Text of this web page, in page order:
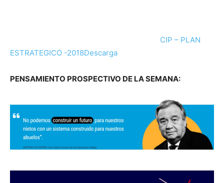
CIP – PLAN
ESTRATEGICO -2018Descarga
PENSAMIENTO PROSPECTIVO DE LA SEMANA: